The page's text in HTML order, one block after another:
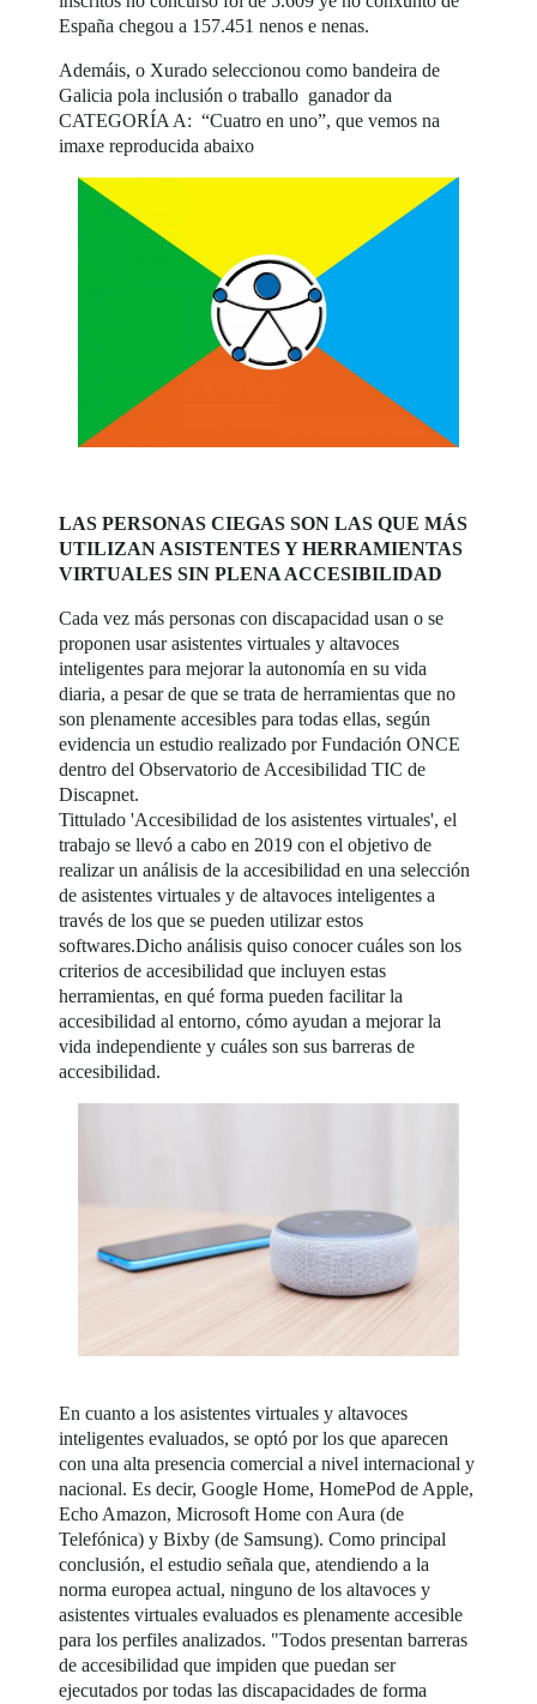
España chegou a 157.451 nenos e nenas.
Ademáis, o Xurado seleccionou como bandeira de
Galicia pola inclusión o traballo ganador da
CATEGORÍA A: “Cuatro en uno”, que vemos na
imaxe reproducida abaixo
LAS PERSONAS CIEGAS SON LAS QUE MÁS
UTILIZAN ASISTENTES Y HERRAMIENTAS
VIRTUALES SIN PLENA ACCESIBILIDAD
Cada vez más personas con discapacidad usan o se
proponen usar asistentes virtuales y altavoces
inteligentes para mejorar la autonomía en su vida
diaria, a pesar de que se trata de herramientas que no
son plenamente accesibles para todas ellas, según
evidencia un estudio realizado por Fundación ONCE
dentro del Observatorio de Accesibilidad TIC de
Discapnet.
Tittulado 'Accesibilidad de los asistentes virtuales', el
trabajo se llevó a cabo en 2019 con el objetivo de
realizar un análisis de la accesibilidad en una selección
de asistentes virtuales y de altavoces inteligentes a
través de los que se pueden utilizar estos
softwares.Dicho análisis quiso conocer cuáles son los
criterios de accesibilidad que incluyen estas
herramientas, en qué forma pueden facilitar la
accesibilidad al entorno, cómo ayudan a mejorar la
vida independiente y cuáles son sus barreras de
accesibilidad.
En cuanto a los asistentes virtuales y altavoces
inteligentes evaluados, se optó por los que aparecen
con una alta presencia comercial a nivel internacional y
nacional. Es decir, Google Home, HomePod de Apple,
Echo Amazon, Microsoft Home con Aura (de
Telefónica) y Bixby (de Samsung). Como principal
conclusión, el estudio señala que, atendiendo a la
norma europea actual, ninguno de los altavoces y
asistentes virtuales evaluados es plenamente accesible
para los perfiles analizados. "Todos presentan barreras
de accesibilidad que impiden que puedan ser
ejecutados por todas las discapacidades de forma